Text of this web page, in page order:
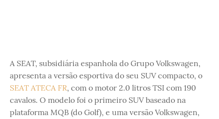
A SEAT, subsidiária espanhola do Grupo Volkswagen,
apresenta a versão esportiva do seu SUV compacto, o
SEAT ATECA FR, com o motor 2.0 litros TSI com 190
cavalos. O modelo foi o primeiro SUV baseado na
plataforma MQB (do Golf), e uma versão Volkswagen,